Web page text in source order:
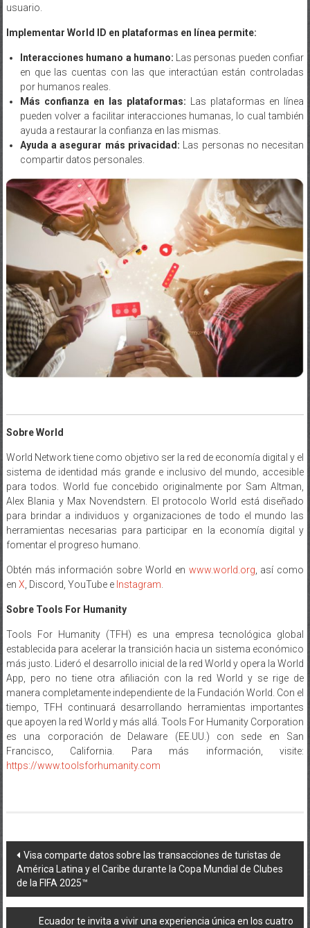
usuario.
Implementar World ID en plataformas en línea permite:
Interacciones humano a humano: Las personas pueden confiar
en que las cuentas con las que interactúan están controladas
por humanos reales.
Más confianza en las plataformas:
Las plataformas en línea
pueden volver a facilitar interacciones humanas, lo cual también
ayuda a restaurar la confianza en las mismas.
Ayuda a asegurar más privacidad:
Las personas no necesitan
compartir datos personales.
Sobre World
World Network tiene como objetivo ser la red de economía digital y el
sistema de identidad más grande e inclusivo del mundo, accesible
para todos. World fue concebido originalmente por Sam Altman,
Alex Blania y Max Novendstern. El protocolo World está diseñado
para brindar a individuos y organizaciones de todo el mundo las
herramientas necesarias para participar en la economía digital y
fomentar el progreso humano.
Obtén más información sobre World en www.world.org, así como
en X, Discord, YouTube e Instagram.
Sobre Tools For Humanity
Tools For Humanity (TFH) es una empresa tecnológica global
establecida para acelerar la transición hacia un sistema económico
más justo. Lideró el desarrollo inicial de la red World y opera la World
App, pero no tiene otra afiliación con la red World y se rige de
manera completamente independiente de la Fundación World. Con el
tiempo, TFH continuará desarrollando herramientas importantes
que apoyen la red World y más allá. Tools For Humanity Corporation
es una corporación de Delaware (EE.UU.) con sede en San
Francisco, California. Para más información, visite:
https://www.toolsforhumanity.com
Navegación
de
entradas
Visa comparte datos sobre las transacciones de turistas de
América Latina y el Caribe durante la Copa Mundial de Clubes
de la FIFA 2025™
Ecuador te invita a vivir una experiencia única en los cuatro